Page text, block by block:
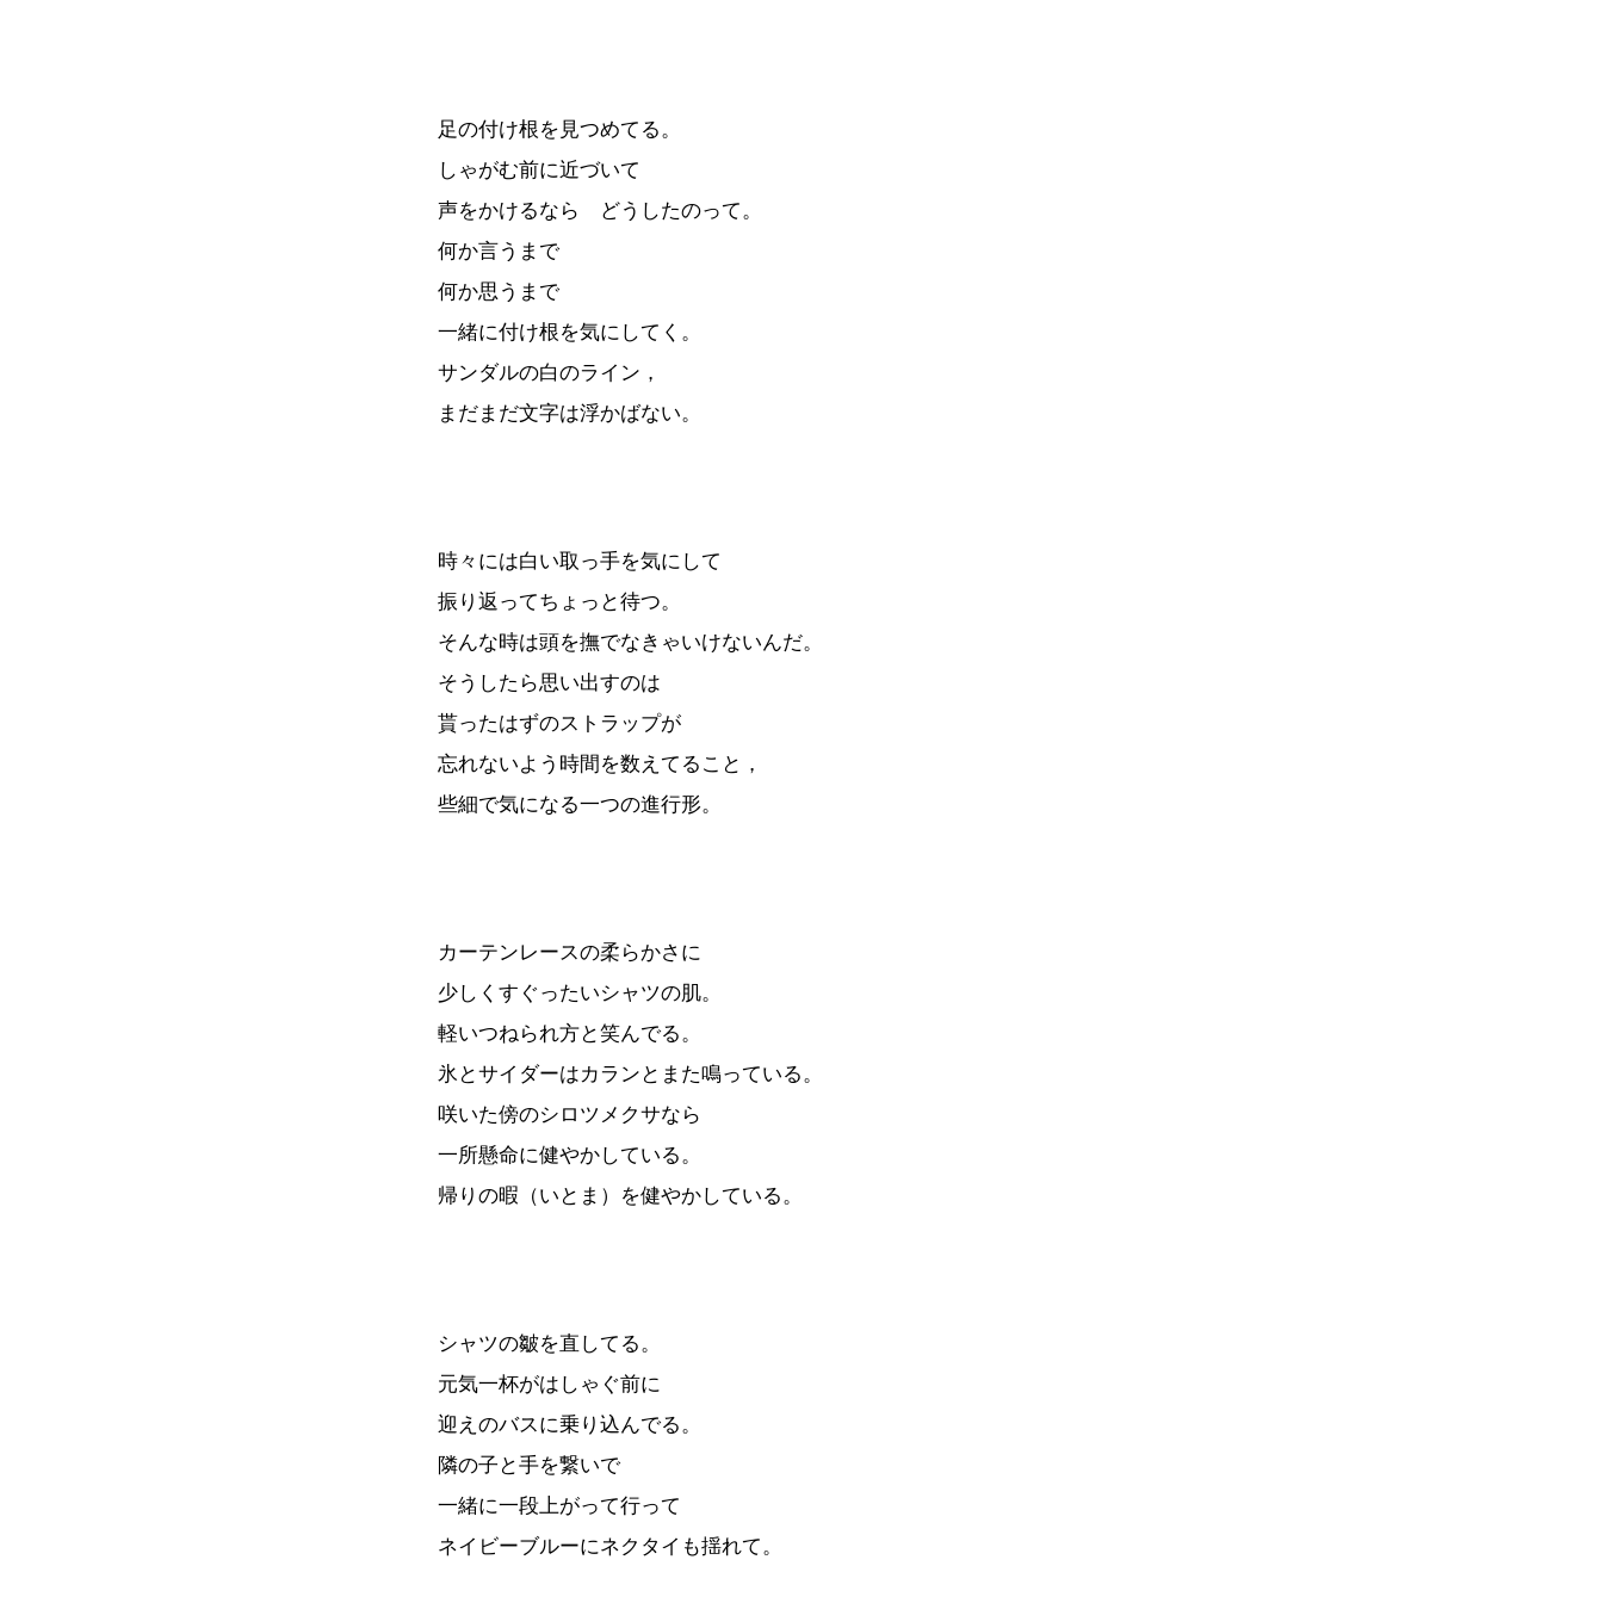
足の付け根を見つめてる。
しゃがむ前に近づいて
声をかけるなら どうしたのって。
何か言うまで
何か思うまで
一緒に付け根を気にしてく。
サンダルの白のライン，
まだまだ文字は浮かばない。
時々には白い取っ手を気にして
振り返ってちょっと待つ。
そんな時は頭を撫でなきゃいけないんだ。
そうしたら思い出すのは
貰ったはずのストラップが
忘れないよう時間を数えてること，
些細で気になる一つの進行形。
カーテンレースの柔らかさに
少しくすぐったいシャツの肌。
軽いつねられ方と笑んでる。
氷とサイダーはカランとまた鳴っている。
咲いた傍のシロツメクサなら
一所懸命に健やかしている。
帰りの暇（いとま）を健やかしている。
シャツの皺を直してる。
元気一杯がはしゃぐ前に
迎えのバスに乗り込んでる。
隣の子と手を繋いで
一緒に一段上がって行って
ネイビーブルーにネクタイも揺れて。